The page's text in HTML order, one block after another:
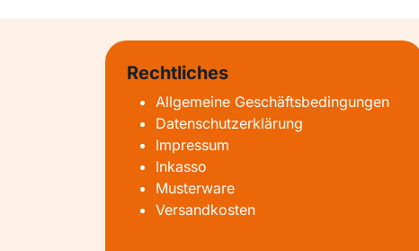
Rechtliches
Allgemeine Geschäftsbedingungen
Datenschutzerklärung
Impressum
Inkasso
Musterware
Versandkosten